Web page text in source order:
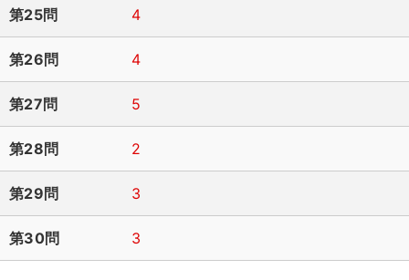
第25問 4
第26問 4
第27問 5
第28問 2
第29問 3
第30問 3